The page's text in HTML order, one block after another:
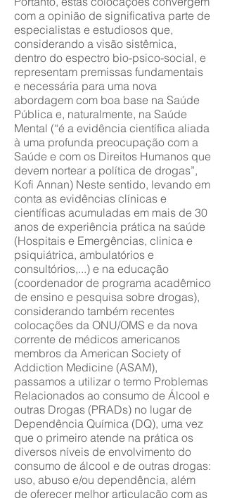
com a opinião de significativa parte de
especialistas e estudiosos que,
considerando a visão sistêmica,
dentro do espectro bio-psico-social, e
representam premissas fundamentais
e necessária para uma nova
abordagem com boa base na Saúde
Pública e, naturalmente, na Saúde
Mental (“é a evidência científica aliada
à uma profunda preocupação com a
Saúde e com os Direitos Humanos que
devem nortear a política de drogas”,
Kofi Annan) Neste sentido, levando em
conta as evidências clínicas e
científicas acumuladas em mais de 30
anos de experiência prática na saúde
(Hospitais e Emergências, clinica e
psiquiátrica, ambulatórios e
consultórios,...) e na educação
(coordenador de programa acadêmico
de ensino e pesquisa sobre drogas),
considerando também recentes
colocações da ONU/OMS e da nova
corrente de médicos americanos
membros da American Society of
Addiction Medicine (ASAM),
passamos a utilizar o termo Problemas
Relacionados ao consumo de Álcool e
outras Drogas (PRADs) no lugar de
Dependência Química (DQ), uma vez
que o primeiro atende na prática os
diversos níveis de envolvimento do
consumo de álcool e de outras drogas:
uso, abuso e/ou dependência, além
de oferecer melhor articulação com as